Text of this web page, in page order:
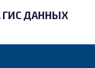
ГИС ДАННЫХ